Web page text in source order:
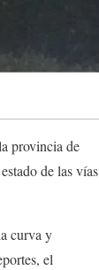
provincia de
de las vías
curva y
el